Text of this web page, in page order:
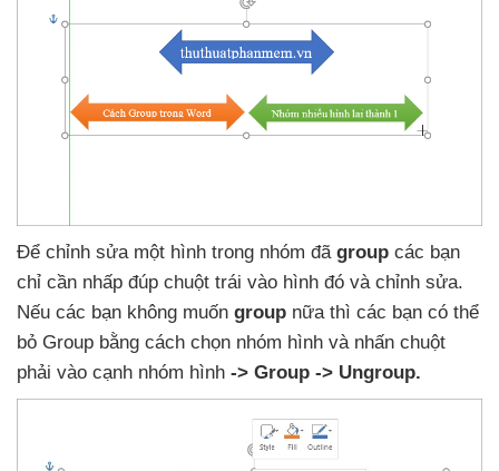
Để chỉnh sửa một hình trong nhóm đã group các bạn
chỉ cần nhấp đúp chuột trái vào hình đó và chỉnh sửa.
Nếu các bạn không muốn group nữa thì các bạn có thể
bỏ Group bằng cách chọn nhóm hình và nhấn chuột
phải vào cạnh nhóm hình -> Group -> Ungroup.